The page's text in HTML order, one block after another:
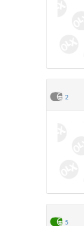
2
5